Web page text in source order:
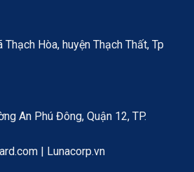
Thạch Hòa, huyện Thạch Thất, Tp
An Phú Đông, Quận 12, TP.
| Lunacorp.vn